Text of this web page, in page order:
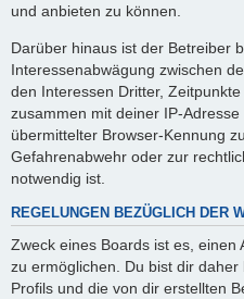
und anbieten zu können.
Darüber hinaus ist der Betreiber
Interessenabwägung zwischen
den Interessen Dritter,
zusammen mit deiner IP-
übermittelter Browser-Kennung
Gefahrenabwehr oder zur
notwendig ist.
REGELUNGEN BEZÜGLICH DER
Zweck eines Boards ist es, einen
zu ermöglichen. Du bist dir
Profils und die von dir erstellten